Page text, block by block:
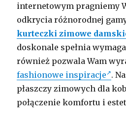
internetowym pragniemy
odkrycia różnorodnej
kurteczki zimowe
doskonale spełnia
również pozwala Wam
fashionowe inspiracje .
płaszczy zimowych dla
połączenie komfortu i